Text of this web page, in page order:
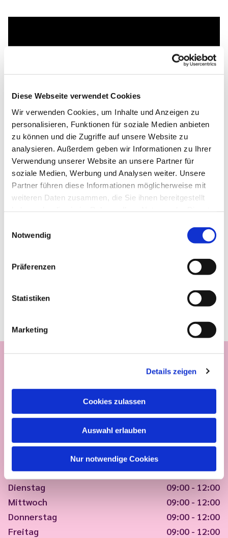
Diese Webseite verwendet Cookies
Wir verwenden Cookies, um Inhalte und Anzeigen zu
personalisieren, Funktionen für soziale Medien anbieten
zu können und die Zugriffe auf unsere Website zu
analysieren. Außerdem geben wir Informationen zu Ihrer
Verwendung unserer Website an unsere Partner für
soziale Medien, Werbung und Analysen weiter. Unsere
Partner führen diese Informationen möglicherweise mit
weiteren Daten zusammen, die Sie ihnen bereitgestellt
Notwendig
Präferenzen
Statistiken
Marketing
Details zeigen
Cookies zulassen
Auswahl erlauben
Nur notwendige Cookies
Dies könnte Sie auch
Montag
09:00 - 12:00
Dienstag
09:00 - 12:00
Mittwoch
09:00 - 12:00
Donnerstag
09:00 - 12:00
Freitag
09:00 - 12:00